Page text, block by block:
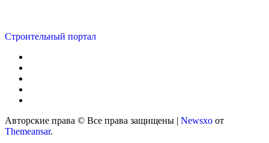
Строительный портал
Авторские права © Все права защищены | Newsxo от
Themeansar.